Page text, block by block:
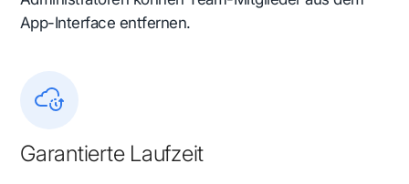
App-Interface entfernen.
Garantierte Laufzeit